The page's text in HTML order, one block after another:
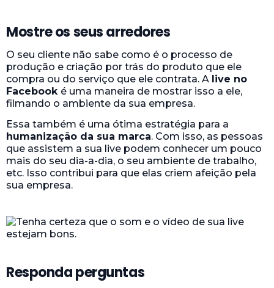
Mostre os seus arredores
O seu cliente não sabe como é o processo de
produção e criação por trás do produto que ele
compra ou do serviço que ele contrata. A live no
Facebook é uma maneira de mostrar isso a ele,
filmando o ambiente da sua empresa.
Essa também é uma ótima estratégia para a
humanização da sua marca. Com isso, as pessoas
que assistem a sua live podem conhecer um pouco
mais do seu dia-a-dia, o seu ambiente de trabalho,
etc. Isso contribui para que elas criem afeição pela
sua empresa.
Responda perguntas